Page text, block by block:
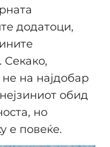
додатоци,
Секако,
на најдобар
обид
но
е повеќе.